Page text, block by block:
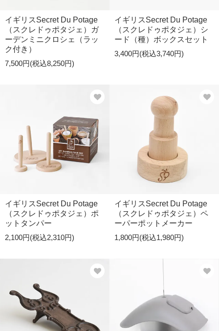
イギリスSecret Du Potage
（スクレドゥポタジェ）ガ
ーデンミニクロシェ（ラッ
ク付き）
7,500円(税込8,250円)
イギリスSecret Du Potage
（スクレドゥポタジェ）シ
ード（種）ボックスセット
3,400円(税込3,740円)
イギリスSecret Du Potage
（スクレドゥポタジェ）ポ
ットタンパー
2,100円(税込2,310円)
イギリスSecret Du Potage
（スクレドゥポタジェ）ペ
ーパーポットメーカー
1,800円(税込1,980円)